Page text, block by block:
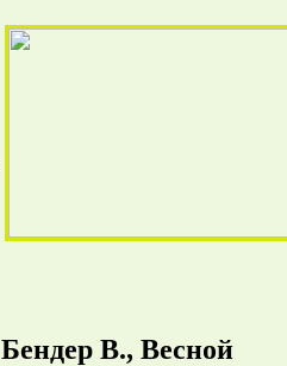
Бендер В., Весной